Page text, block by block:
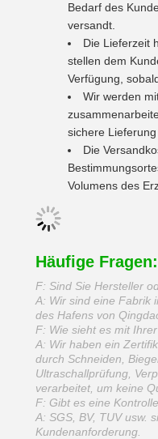
Bedarf des
versandt.
Die Lieferzeit
stellen dem
Verfügung,
Wir werden
sichere
Die
Volumens des
Häufige Fragen:
F: Sind Sie Hersteller
A: Wir sind eine Fabrik
des Hafens von
F: Wie sieht es mit
A: Wir haben ein
durch Schneiden,
Ultraschallprüfung,
verarbeitet, um keine
F: Gibt es eine
A: SGS, BV, TUV usw.
Kundenanforderung.